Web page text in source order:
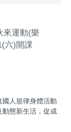
來運動(樂
六)開課
人規律身體活動
動態新生活，促成